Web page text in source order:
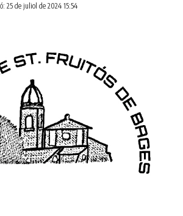
25 de juliol de 2024 15:54